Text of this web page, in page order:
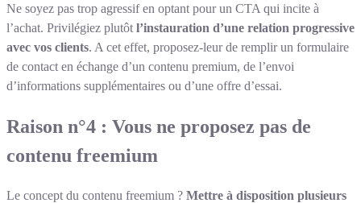
Ne soyez pas trop agressif en optant pour un CTA qui incite à
l’achat. Privilégiez plutôt l’instauration d’une relation progressive
avec vos clients. A cet effet, proposez-leur de remplir un formulaire
de contact en échange d’un contenu premium, de l’envoi
d’informations supplémentaires ou d’une offre d’essai.
Raison n°4 : Vous ne proposez pas de
contenu freemium
Le concept du contenu freemium ? Mettre à disposition plusieurs